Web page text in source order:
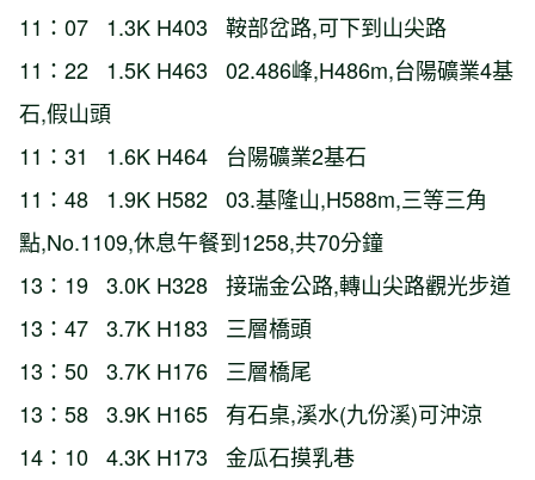
11：07 1.3K H403 鞍部岔路,可下到山尖路
11：22 1.5K H463 02.486峰,H486m,台陽礦業4基
石,假山頭
11：31 1.6K H464 台陽礦業2基石
11：48 1.9K H582 03.基隆山,H588m,三等三角
點,No.1109,休息午餐到1258,共70分鐘
13：19 3.0K H328 接瑞金公路,轉山尖路觀光步道
13：47 3.7K H183 三層橋頭
13：50 3.7K H176 三層橋尾
13：58 3.9K H165 有石桌,溪水(九份溪)可沖涼
14：10 4.3K H173 金瓜石摸乳巷